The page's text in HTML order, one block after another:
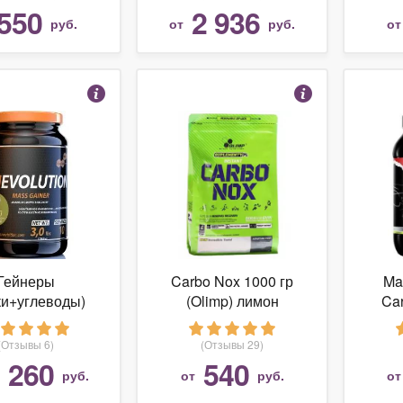
руб.
гр)
от 2 936 руб. от
Nutrition
6)
260 руб.
Carbo Nox 1000 гр
(Olimp) лимон
(Отзывы 29)
от 540 руб. от